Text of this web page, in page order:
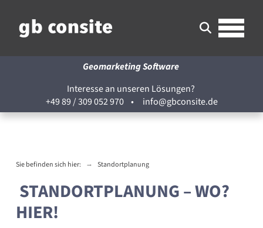
Geomarketing Software
Interesse an unseren Lösungen?
+49 89 / 309 052 970• info@gbconsite.de
Sie befinden sich hier: → Standortplanung
STANDORTPLANUNG – WO?
HIER!